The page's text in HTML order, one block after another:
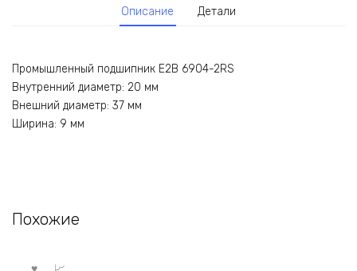
Описание Детали
Промышленный подшипник E2B 6904-2RS
Внутренний диаметр: 20 мм
Внешний диаметр: 37 мм
Ширина: 9 мм
Похожие